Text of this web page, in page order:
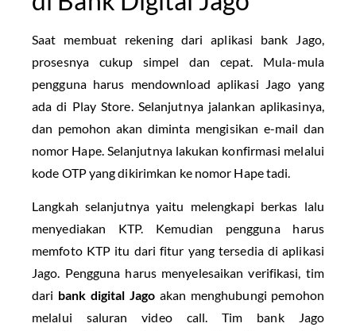
Saat membuat rekening dari aplikasi bank Jago,
prosesnya cukup simpel dan cepat. Mula-mula
pengguna harus mendownload aplikasi Jago yang
ada di Play Store. Selanjutnya jalankan aplikasinya,
dan pemohon akan diminta mengisikan e-mail dan
nomor Hape. Selanjutnya lakukan konfirmasi melalui
kode OTP yang dikirimkan ke nomor Hape tadi.
Langkah selanjutnya yaitu melengkapi berkas lalu
menyediakan KTP. Kemudian pengguna harus
memfoto KTP itu dari fitur yang tersedia di aplikasi
Jago. Pengguna harus menyelesaikan verifikasi, tim
dari bank digital Jago akan menghubungi pemohon
melalui saluran video call. Tim bank Jago